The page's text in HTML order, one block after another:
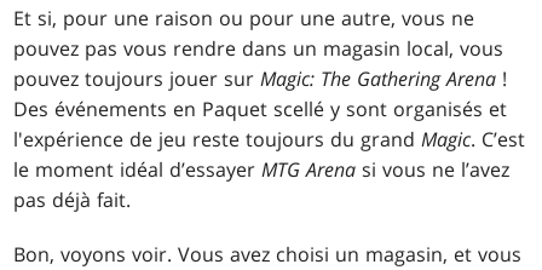
Et si, pour une raison ou pour une autre, vous ne
pouvez pas vous rendre dans un magasin local, vous
pouvez toujours jouer surMagic: The Gathering Arena !
Des événements en Paquet scellé y sont organisés et
l'expérience de jeu reste toujours du grandMagic. C’est
le moment idéal d’essayerMTG Arena si vous ne l’avez
pas déjà fait.
Bon, voyons voir. Vous avez choisi un magasin, et vous